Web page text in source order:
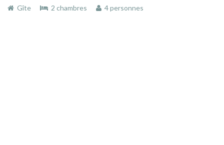
Gîte
2 chambres 4 personnes